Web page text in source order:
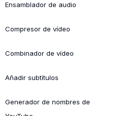
Ensamblador de audio
Compresor de vídeo
Combinador de vídeo
Añadir subtítulos
Generador de nombres de